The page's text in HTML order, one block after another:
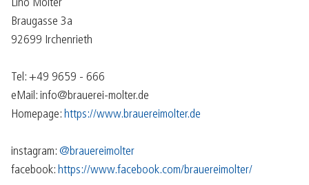
Lino Molter
Braugasse 3a
92699 Irchenrieth
Tel: +49 9659 - 666
eMail: info@brauerei-molter.de
Homepage: https://www.brauereimolter.de
instagram: @brauereimolter
facebook: https://www.facebook.com/brauereimolter/